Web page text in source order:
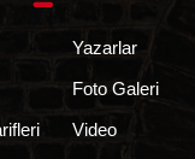
Yazarlar
Foto Galeri
Video